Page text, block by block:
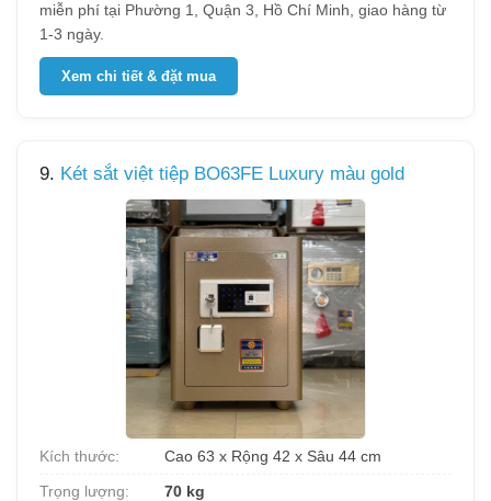
miễn phí tại Phường 1, Quận 3, Hồ Chí Minh, giao hàng từ
1-3 ngày.
Xem chi tiết & đặt mua
9. Két sắt việt tiệp BO63FE Luxury màu gold
Kích thước:
Cao 63 x Rộng 42 x Sâu 44 cm
Trọng lượng:
70 kg